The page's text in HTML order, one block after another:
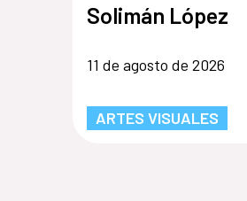
Solimán López
11 de agosto de 2026
ARTES VISUALES